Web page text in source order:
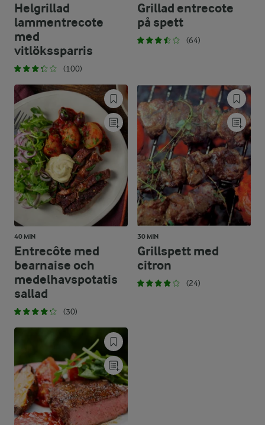
Helgrillad
lammentrecote
med
vitlökssparris
(100)
Grillad entrecote
på spett
(64)
40 MIN
Entrecôte med
bearnaise och
medelhavspotatis
sallad
(30)
30 MIN
Grillspett med
citron
(24)